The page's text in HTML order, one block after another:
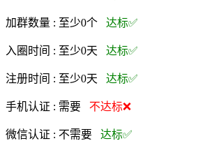
加群数量 : 至少0个 达标✅
入圈时间 : 至少0天 达标✅
注册时间 : 至少0天 达标✅
手机认证 : 需要 不达标❌
微信认证 : 不需要 达标✅